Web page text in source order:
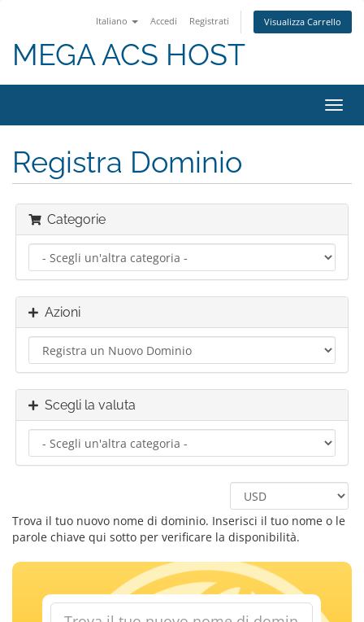
Italiano Accedi Registrati Visualizza Carrello
MEGA ACS HOST
Attiva
Registra Dominio
Categorie
Azioni
Scegli la valuta
Trova il tuo nuovo nome di dominio. Inserisci il tuo nome o le
parole chiave qui sotto per verificare la disponibilità.